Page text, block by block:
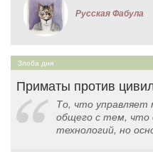
Русская Фабула
Злоба дня
Приматы против
То, что
общего с тем, что
технологий, но